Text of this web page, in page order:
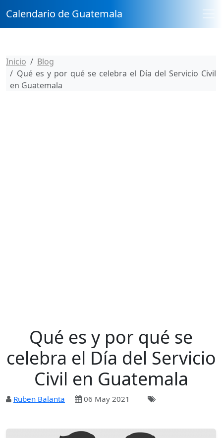
Calendario de Guatemala
Inicio
Blog
Qué es y por qué se celebra el Día del Servicio Civil
en Guatemala
Qué es y por qué se
celebra el Día del Servicio
Civil en Guatemala
Ruben Balanta 06 May 2021